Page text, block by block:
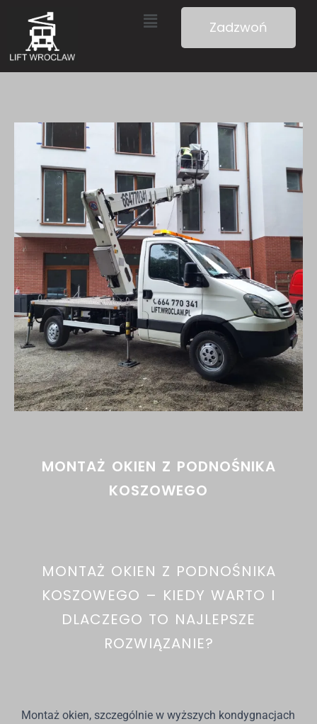
Zadzwoń
MONTAŻ OKIEN Z PODNOŚNIKA
KOSZOWEGO
MONTAŻ OKIEN Z PODNOŚNIKA
KOSZOWEGO – KIEDY WARTO I
DLACZEGO TO NAJLEPSZE
ROZWIĄZANIE?
Montaż okien, szczególnie w wyższych kondygnacjach